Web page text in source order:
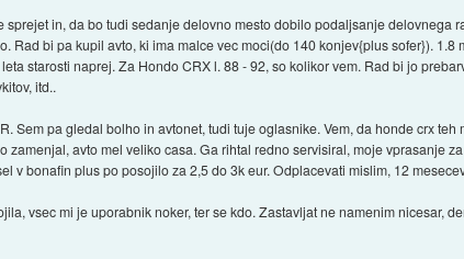
in, da bo tudi sedanje delovno mesto dobilo podaljsanje delovnega
Rad bi pa kupil avto, ki ima malce vec moci(do 140 konjev{plus sofer}). 1.8
starosti naprej. Za Hondo CRX l. 88 - 92, so kolikor vem. Rad bi jo
itd..
Sem pa gledal bolho in avtonet, tudi tuje oglasnike. Vem, da honde crx
zamenjal, avto mel veliko casa. Ga rihtal redno servisiral, moje vprasanje
v bonafin plus po posojilo za 2,5 do 3k eur. Odplacevati mislim, 12
vsec mi je uporabnik noker, ter se kdo. Zastavljat ne namenim nicesar,